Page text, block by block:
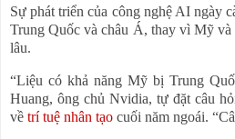
Sự phát triển của công nghệ AI ngày
Trung Quốc và châu Á, thay vì Mỹ
lâu.
“Liệu có khả năng Mỹ bị Trung
Huang, ông chủ Nvidia, tự đặt câu
về trí tuệ nhân tạo cuối năm ngoái.